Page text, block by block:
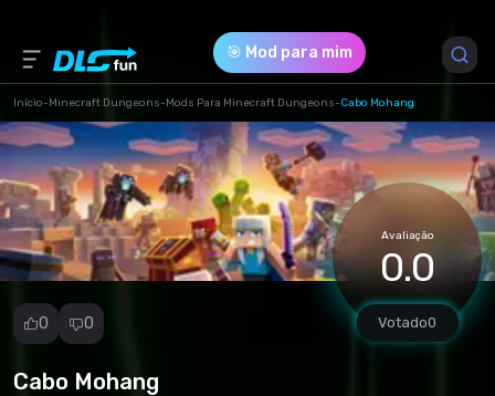
🎯 Mod para mim
Início-Minecraft Dungeons-Mods Para Minecraft Dungeons-Cabo Mohang
Avaliação
0.0
Votado0
0 0
Cabo Mohang
Denunciar
Versão do Jogo *
all (Mojang Cape-3-1-0-1590761530.zip)
Download (3.17 Kb)